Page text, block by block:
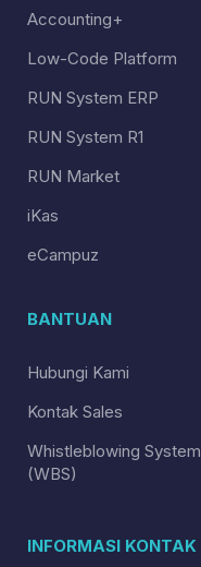
Accounting+
Low-Code Platform
RUN System ERP
RUN System R1
RUN Market
iKas
eCampuz
BANTUAN
Hubungi Kami
Kontak Sales
Whistleblowing System
(WBS)
INFORMASI KONTAK